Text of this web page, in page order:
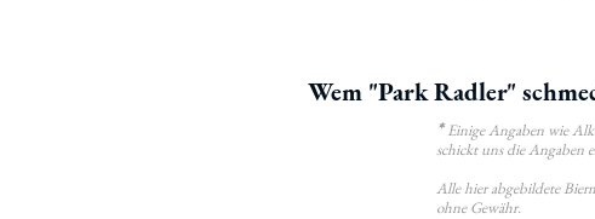
Wem "Park Radler"
*Einige Angaben wie
schickt uns die Angaben
Alle hier abgebildete
ohne Gewähr.